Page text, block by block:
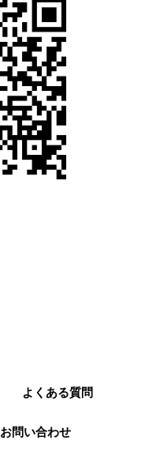
よくある質問
お問い合わせ